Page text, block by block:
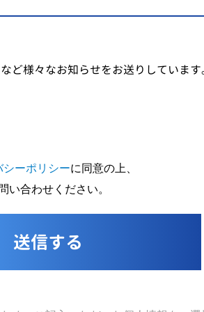
ど様々なお知らせをお送りしています
シーポリシーに同意の上、
い合わせください。